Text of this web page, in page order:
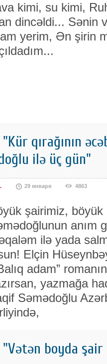
kimi, su kimi,
dincəldi... Sənin
yerim, Ən şirin
qırağının
ilə üç gün"
29 января 4863
şairimiz, böyük
anım
ilə yada
Elçin
adam”
yazmağa
Səmədoğlu
boyda şair